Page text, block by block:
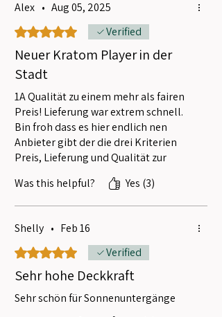
Alex • Aug 05, 2025
Rated 5 out of 5 stars.Verified
Neuer Kratom Player in der
Stadt
1A Qualität zu einem mehr als fairen
Preis! Lieferung war extrem schnell.
Bin froh dass es hier endlich nen
Anbieter gibt der die drei Kriterien
Preis, Lieferung und Qualität zur
Danke!
Was this helpful? Yes (3)
Shelly • Feb 16
Rated 5 out of 5 stars.Verified
Sehr hohe Deckkraft
Sehr schön für Sonnenuntergänge